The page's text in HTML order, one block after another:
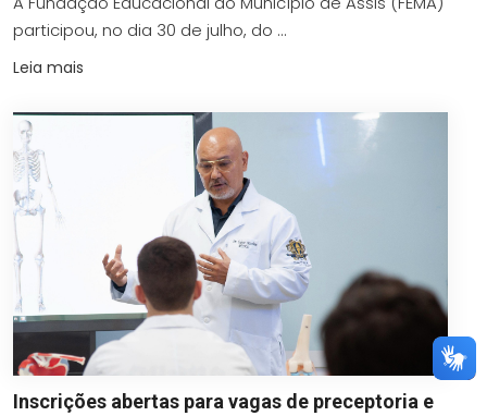
participou, no dia 30 de julho, do ...
Leia mais
Inscrições abertas para vagas de preceptoria e